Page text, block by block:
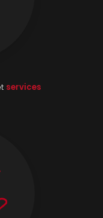
services